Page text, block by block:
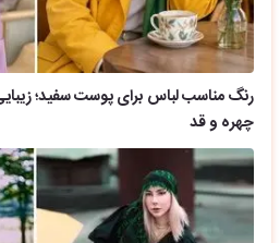
رنگ مناسب لباس برای پوست سفید؛
چهره و قد